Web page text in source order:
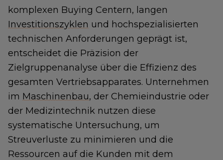
komplexen Buying Centern, langen
Investitionszyklen und hochspezialisierten
technischen Anforderungen geprägt ist,
entscheidet die Präzision der
Zielgruppenanalyse über die Effizienz des
gesamten Vertriebsapparates. Unternehmen
im Maschinenbau, der Chemieindustrie oder
der Medizintechnik nutzen diese
systematische Untersuchung, um
Streuverluste zu minimieren und die
Ressourcen auf die Kunden mit dem